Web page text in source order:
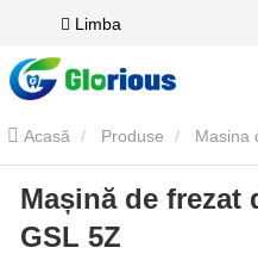
Limba
Acasă Produse Masina
Mașină de frezat dentară
Mașină de frezat
GSL 5Z